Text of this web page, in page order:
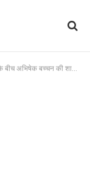
पुरुषों को सलाह, बोले- ‘जैसा बीवी कहे, वैसा…’